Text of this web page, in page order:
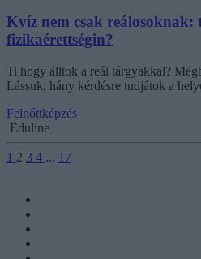
Kvíz nem csak reálosoknak:
fizikaérettségin?
Ti hogy álltok a reál tárgyakkal?
Lássuk, hány kérdésre tudjátok a
Felnőttképzés
Eduline
1 2 3 4 ... 17